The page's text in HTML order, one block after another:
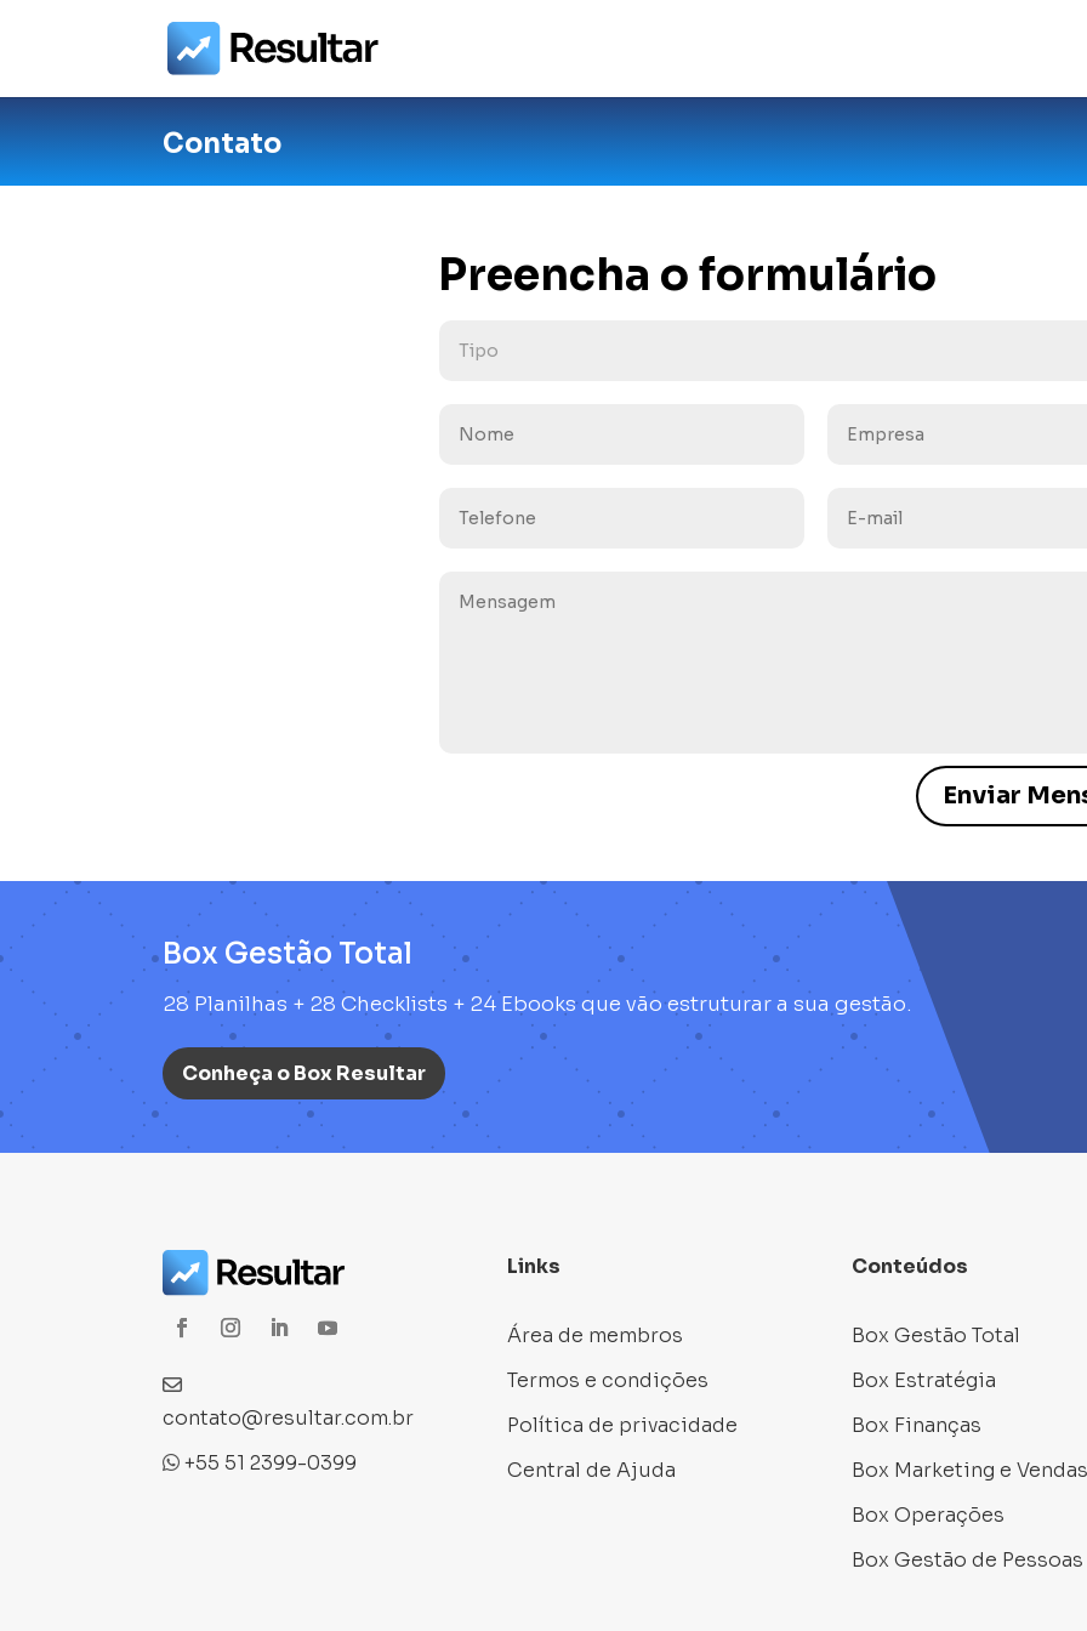
Contato
Preencha o formulário
Enviar
Box Gestão Total
28 Planilhas + 28 Checklists + 24 Ebooks que vão estruturar a sua gestão.
Conheça o Box Resultar
contato@resultar.com.br
+55 51 2399-0399
Links
Área de membros
Termos e condições
Política de privacidade
Central de Ajuda
Conteúdos
Box Gestão Total
Box Estratégia
Box Finanças
Box Marketing e Vendas
Box Operações
Box Gestão de Pessoas